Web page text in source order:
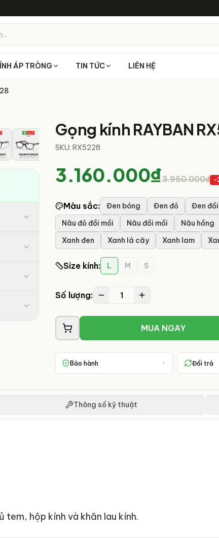
ÁP TRÒNG TIN TỨC LIÊN HỆ
Gọng kính RAYBAN
SKU:RX5228
3.160.000₫3.950.000₫ -
Màu sắc: Đen bóng Đen đỏ Đen
Nâu đỏ đồi mồi
Nâu đồi mồi Nâu hồng
Xanh đen
Xanh lá cây Xanh lam
Size kính: L M S
Số lượng: 1
MUA NGAY
Bảo hành Đổi trả
Thông số kỹ thuật
hộp kính và khăn lau kính.